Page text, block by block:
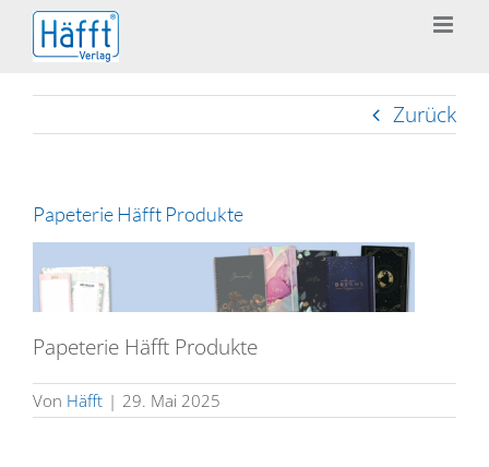
Zum
Inhalt
springen
Zurück
Papeterie Häfft Produkte
Papeterie Häfft Produkte
Von Häfft | 29. Mai 2025